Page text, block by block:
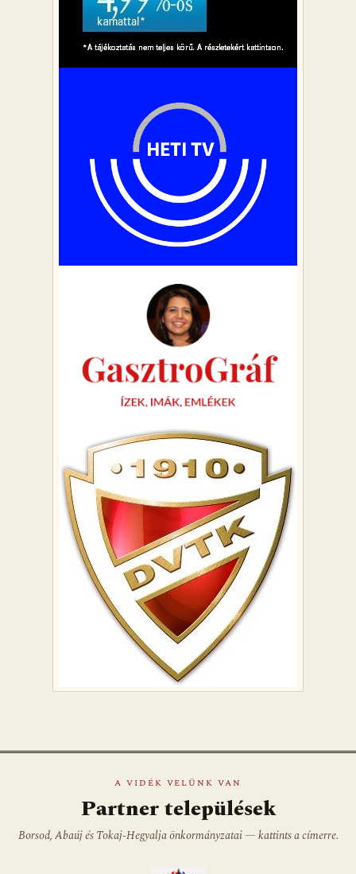
A VIDÉK VELÜNK VAN
Partner települések
Borsod, Abaúj és Tokaj-Hegyalja önkormányzatai — kattints a címerre.